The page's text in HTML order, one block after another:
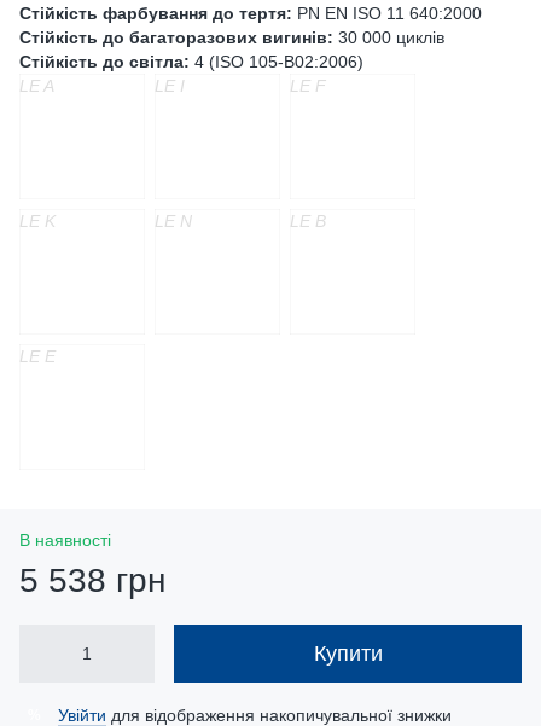
Стійкість фарбування до тертя: PN EN ISO 11 640:2000
Стійкість до багаторазових вигинів: 30 000 циклів
Стійкість до світла: 4 (ISO 105-B02:2006)
LE A
LE I LE F
LE K LE N LE B
LE E
В наявності
5 538 грн
Купити
Увійти для відображення накопичувальної знижки